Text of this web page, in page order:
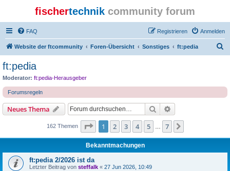
fischertechnik community forum
FAQ Anmelden
Registrieren
Website der ftcommunity Foren-Übersicht Sonstiges ft:pedia
e
ft:pedia
Moderator: ft:pedia-Herausgeber
Forumsregeln
Neues Thema Suche
162 Themen Seite 1von
1 2 3 4 5 7
Bekanntmachungen
ft:pedia 2/2026 ist da
Letzter Beitrag von steffalk « 27 Jun 2026, 10:49